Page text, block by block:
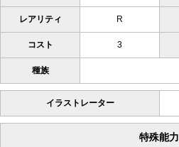
レアリティ R
コスト 3
種族
イラストレーター
特殊能力